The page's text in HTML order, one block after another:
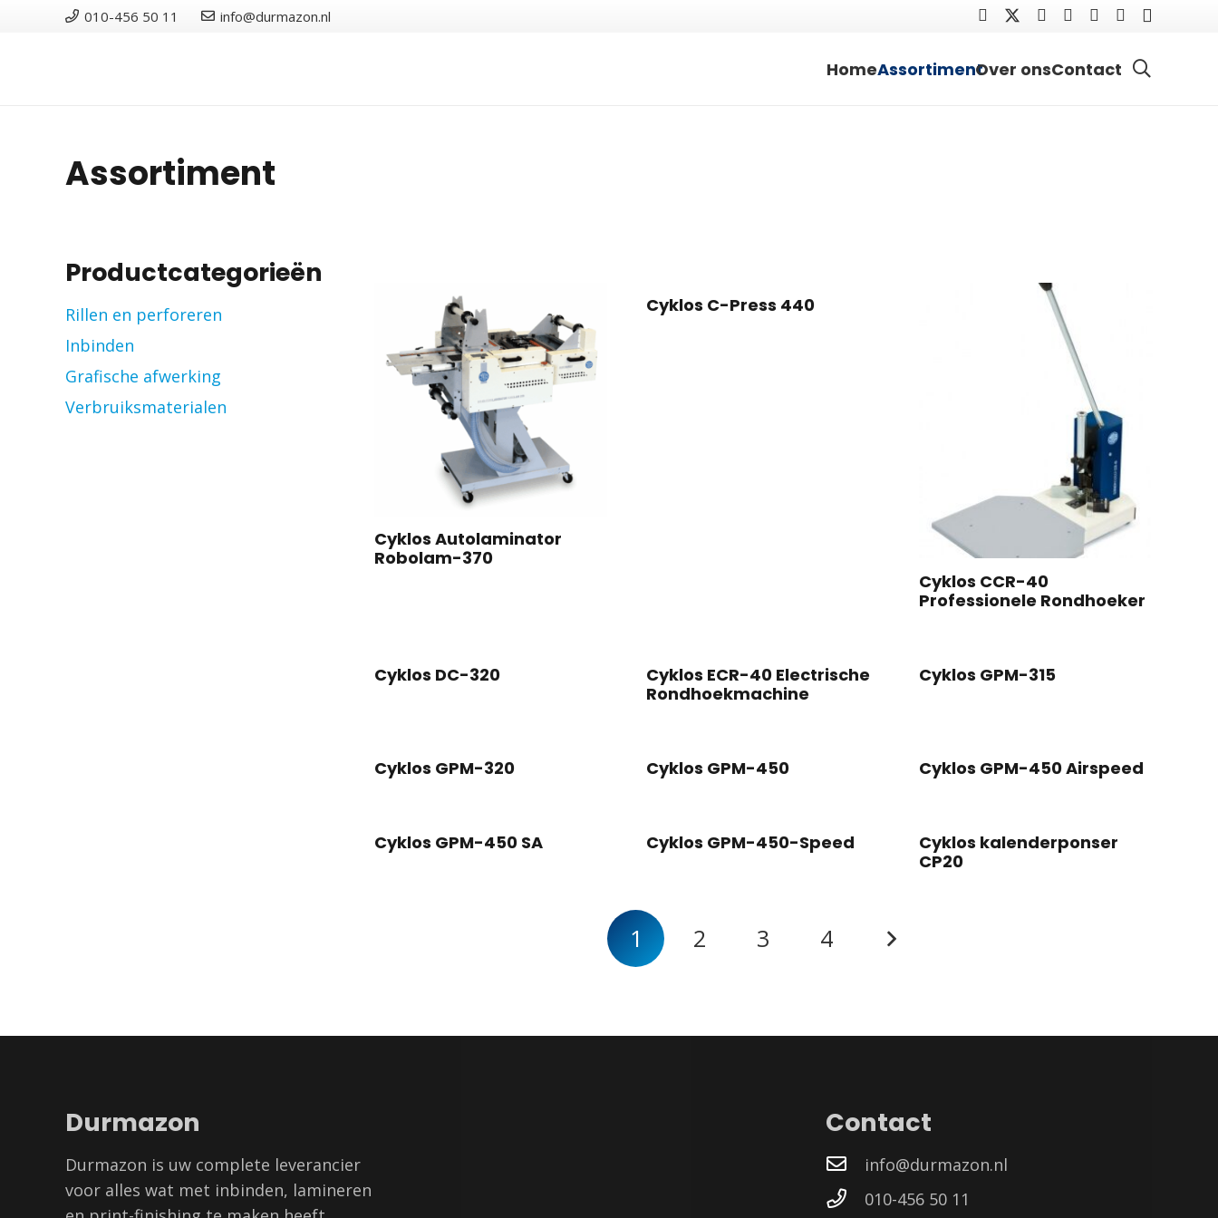
010-456 50 11 info@durmazon.nl
HomeAssortimentOver onsContact
Assortiment
Productcategorieën
Rillen en perforeren
Inbinden
Grafische afwerking
Verbruiksmaterialen
Cyklos Autolaminator
Robolam-370
Cyklos C-Press 440
Cyklos CCR-40
Professionele Rondhoeker
Cyklos DC-320
Cyklos ECR-40 Electrische
Rondhoekmachine
Cyklos GPM-315
Cyklos GPM-320 Cyklos GPM-450 Cyklos GPM-450 Airspeed
Cyklos GPM-450 SA Cyklos GPM-450-Speed
Cyklos kalenderponser
CP20
1 2 3 4
Durmazon
Durmazon is uw complete leverancier
voor alles wat met inbinden, lamineren
Contact
info@durmazon.nl
010-456 50 11